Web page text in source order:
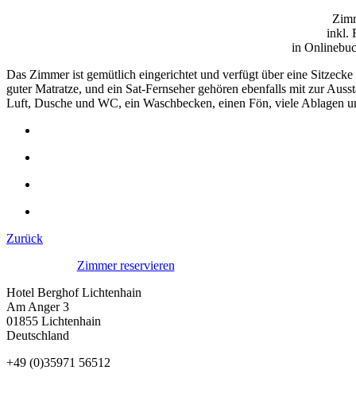
inkl.
in
Das Zimmer ist gemütlich eingerichtet und verfügt über eine
guter Matratze, und ein Sat-Fernseher gehören ebenfalls mit zur
Luft, Dusche und WC, ein Waschbecken, einen Fön, viele Ablagen
Zurück
Zimmer reservieren
Hotel Berghof Lichtenhain
Am Anger 3
01855 Lichtenhain
Deutschland
+49 (0)35971 56512